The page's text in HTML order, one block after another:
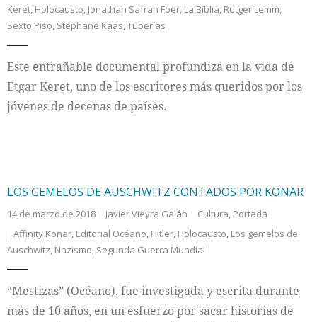
Colaboradores
Cultura
Keret, Holocausto, Jonathan Safran Foer, La Biblia, Rutger Lemm,
Sexto Piso, Stephane Kaas,Tuberías
Este entrañable documental profundiza en la vida de
Etgar Keret, uno de los escritores más queridos por los
jóvenes de decenas de países.
LOS GEMELOS DE AUSCHWITZ CONTADOS POR KONAR
14 de marzo de 2018 Javier Vieyra Galán Cultura, Portada
Affinity Konar, Editorial Océano, Hitler, Holocausto, Los gemelos de
Auschwitz, Nazismo, Segunda Guerra Mundial
“Mestizas” (Océano), fue investigada y escrita durante
más de 10 años, en un esfuerzo por sacar historias de